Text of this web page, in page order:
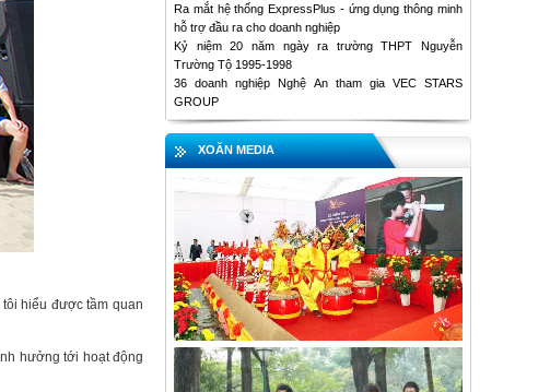
hiểu được tầm quan
hưởng tới hoạt động
Ra mắt hệ thống ExpressPlus - ứng dụng thông minh
hỗ trợ đầu ra cho doanh nghiệp
Kỷ niệm 20 năm ngày ra trường THPT Nguyễn
Trường Tộ 1995-1998
36 doanh nghiệp Nghệ An tham gia VEC STARS
GROUP
XOĂN MEDIA